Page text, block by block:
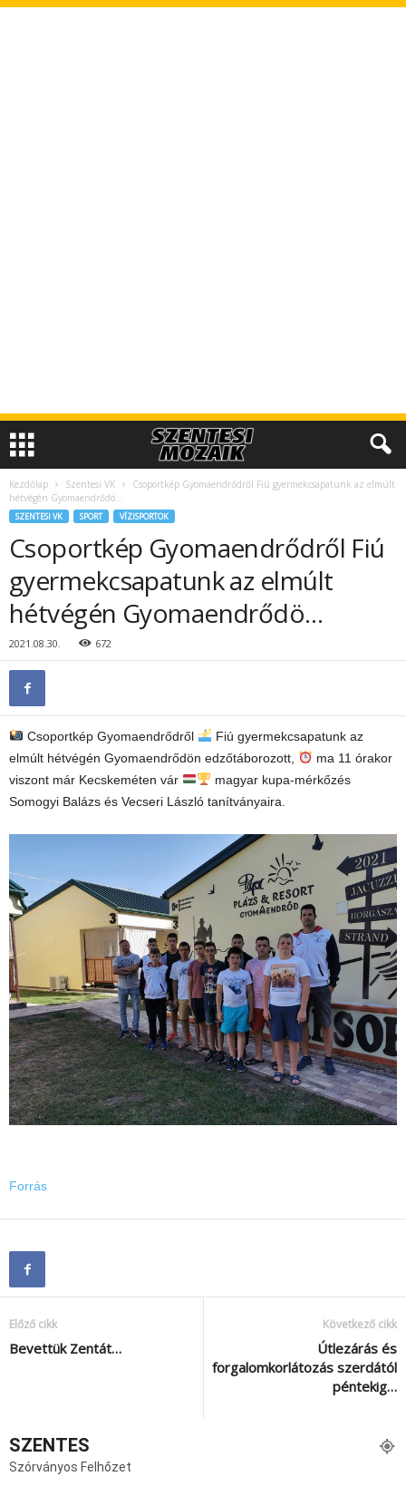
Kezdőlap Szentesi VK
Csoportkép Gyomaendrődről Fiú gyermekcsapatunk az elmúlt
hétvégén Gyomaendrődö…
SZENTESI VK SPORT VÍZISPORTOK
Csoportkép Gyomaendrődről Fiú
gyermekcsapatunk az elmúlt
hétvégén Gyomaendrődö…
2021.08.30. 672
Csoportkép Gyomaendrődről
Fiú gyermekcsapatunk az
elmúlt hétvégén Gyomaendrődön edzőtáborozott,
ma 11 órakor
viszont már Kecskeméten vár
magyar kupa-mérkőzés
Somogyi Balázs és Vecseri László tanítványaira.
Forrás
Előző cikk
Bevettük Zentát…
Következő cikk
Útlezárás és
forgalomkorlátozás szerdától
péntekig…
SZENTES
Szórványos Felhőzet